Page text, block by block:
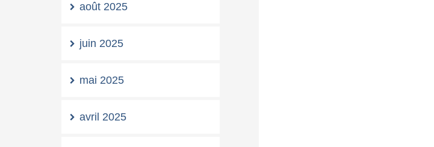
août 2025
juin 2025
mai 2025
avril 2025